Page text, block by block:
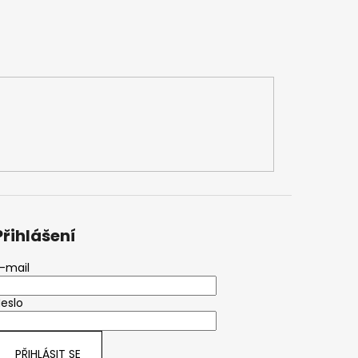
mail
PŘIHLÁSIT SE